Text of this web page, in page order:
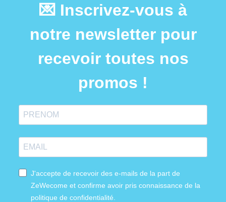
💌 Inscrivez-vous à
notre newsletter pour
recevoir toutes nos
promos !
J'accepte de recevoir des e-mails de la part de
ZeWecome et confirme avoir pris connaissance de la
politique de confidentialité.